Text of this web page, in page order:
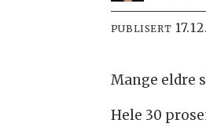
PUBLISERT
Mange eldre
Hele 30